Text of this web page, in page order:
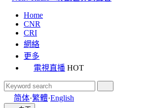
Home
CNR
CRI
網絡
更多
電視直播 HOT
简体·繁體·English